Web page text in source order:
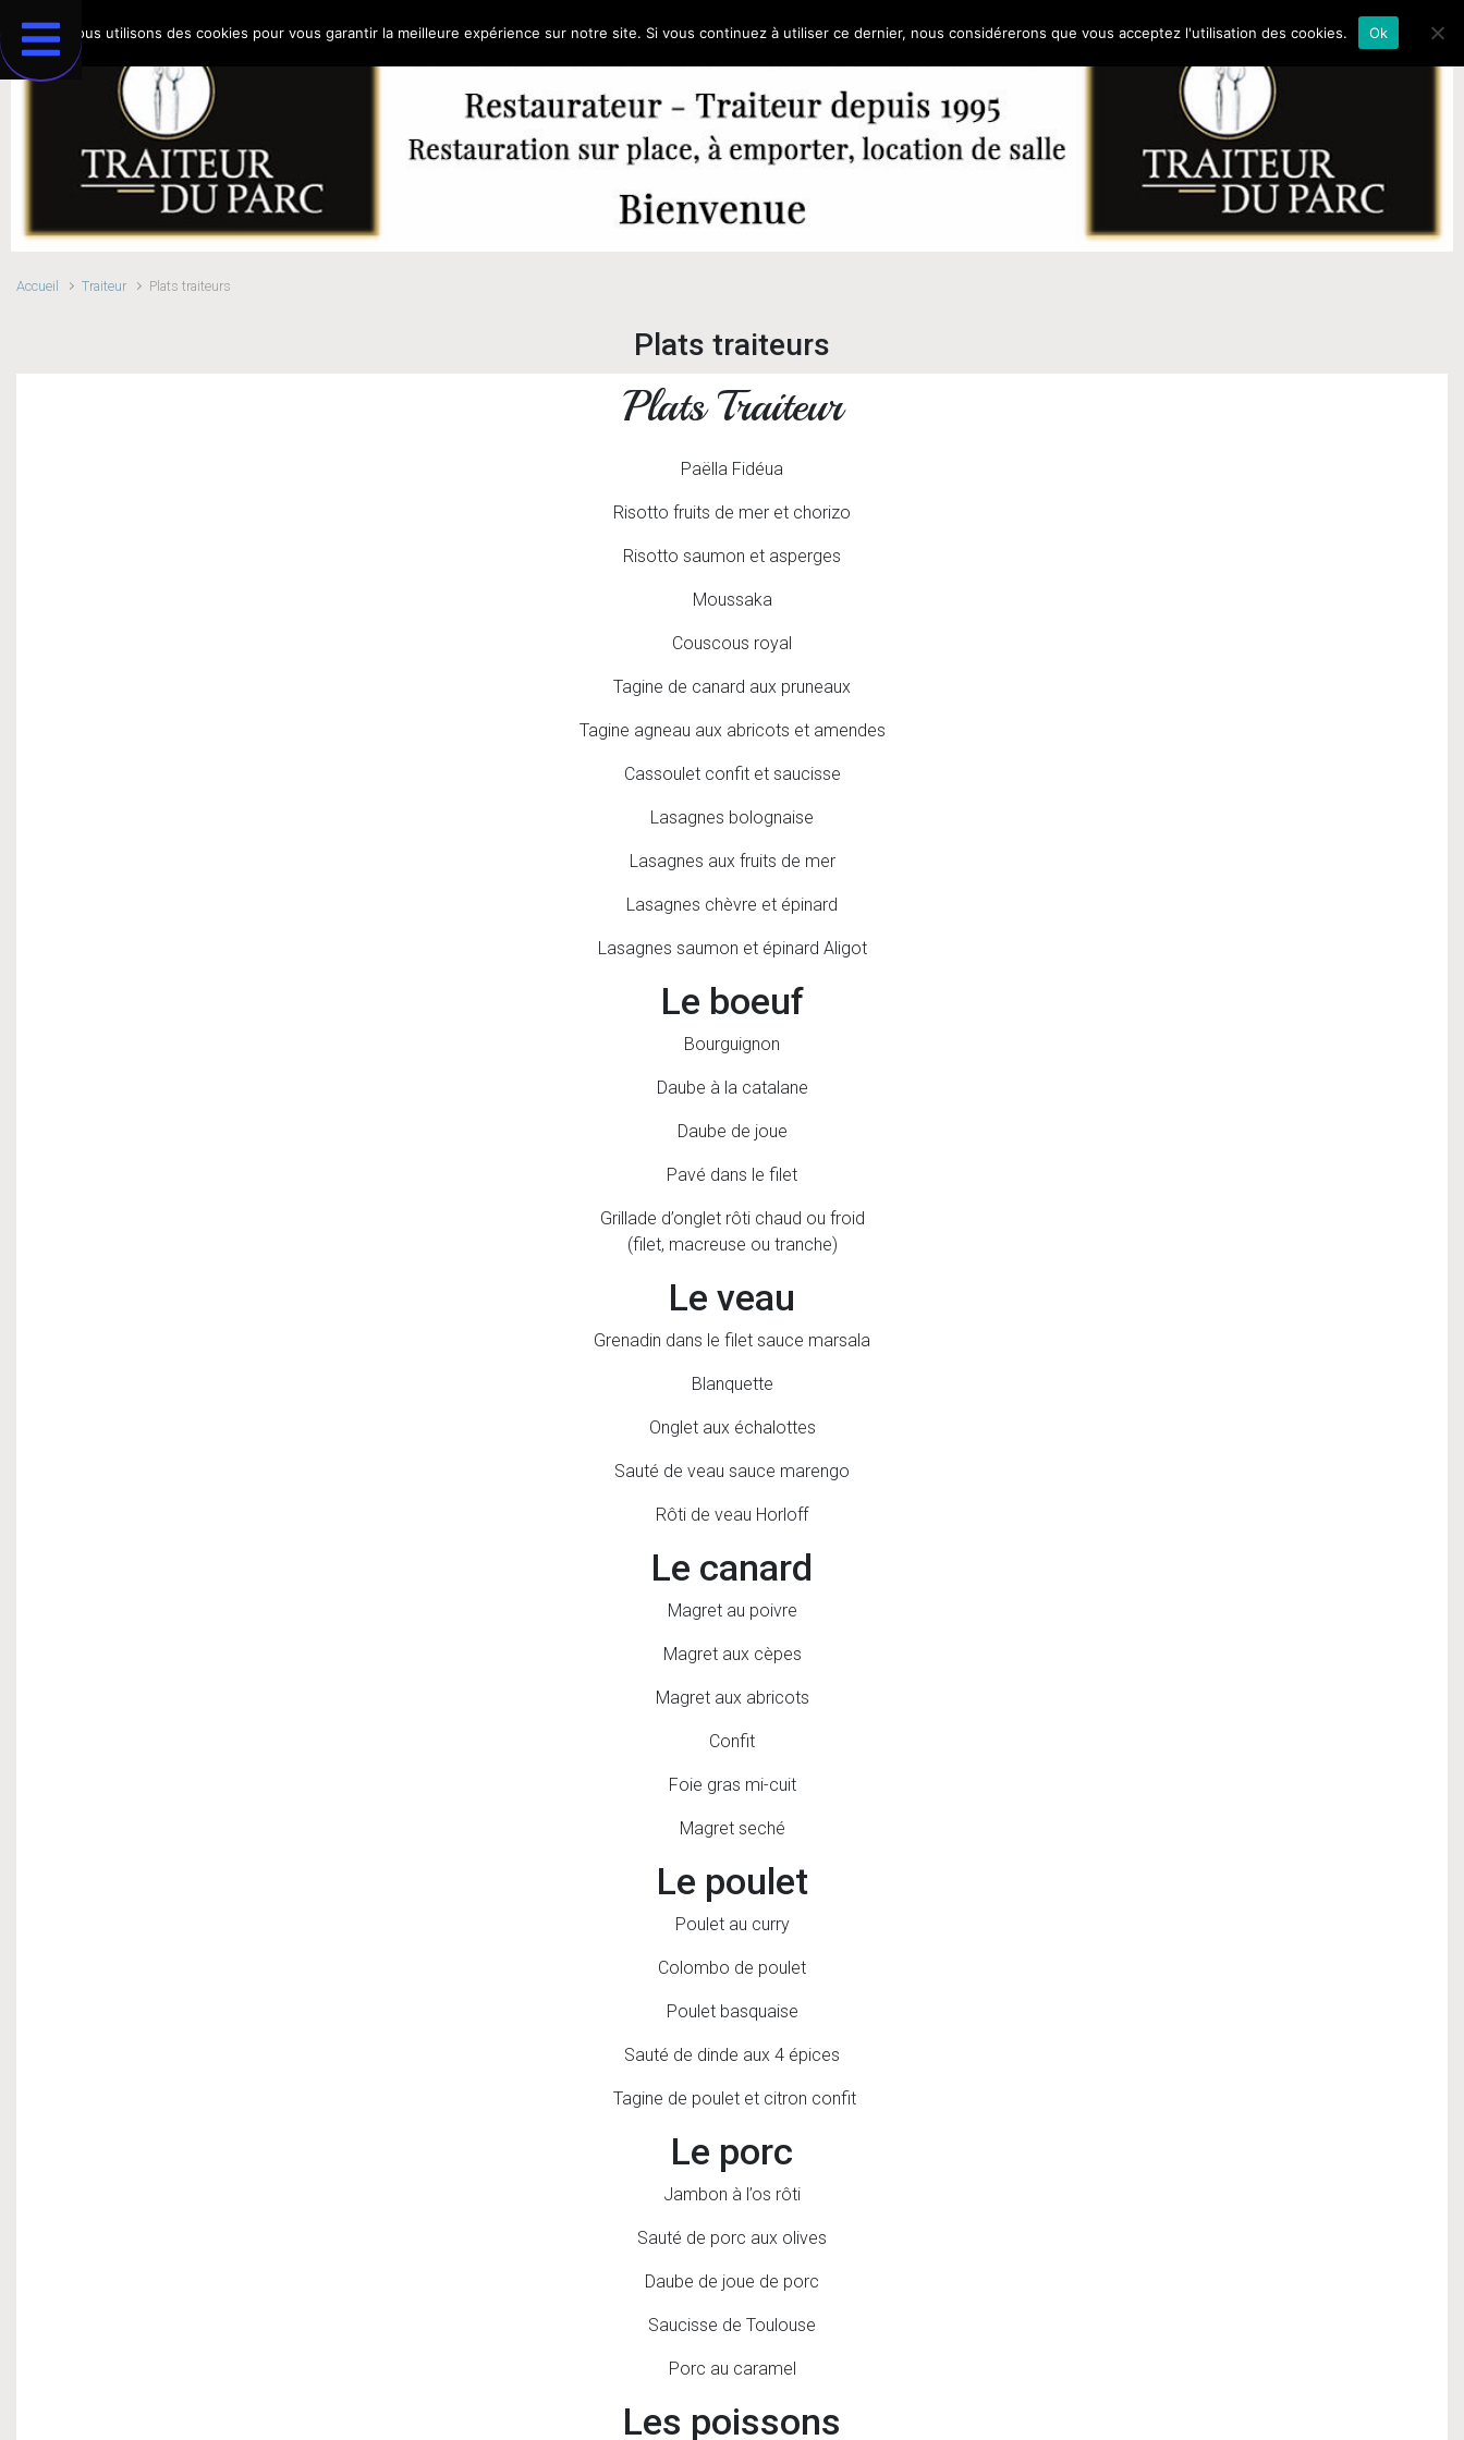
Accueil Traiteur Plats traiteurs
Plats traiteurs
Plats Traiteur
Paëlla Fidéua
Risotto fruits de mer et chorizo
Risotto saumon et asperges
Moussaka
Couscous royal
Tagine de canard aux pruneaux
Tagine agneau aux abricots et amendes
Cassoulet confit et saucisse
Lasagnes bolognaise
Lasagnes aux fruits de mer
Lasagnes chèvre et épinard
Lasagnes saumon et épinard Aligot
Le boeuf
Bourguignon
Daube à la catalane
Daube de joue
Pavé dans le filet
Grillade d’onglet rôti chaud ou froid
(filet, macreuse ou tranche)
Le veau
Grenadin dans le filet sauce marsala
Blanquette
Onglet aux échalottes
Sauté de veau sauce marengo
Rôti de veau Horloff
Le canard
Magret au poivre
Magret aux cèpes
Magret aux abricots
Confit
Foie gras mi-cuit
Magret seché
Le poulet
Poulet au curry
Colombo de poulet
Poulet basquaise
Sauté de dinde aux 4 épices
Tagine de poulet et citron confit
Le porc
Jambon à l’os rôti
Sauté de porc aux olives
Daube de joue de porc
Saucisse de Toulouse
Porc au caramel
Les poissons
Nous utilisons des cookies pour vous garantir la meilleure expérience sur notre site. Si vous continuez à utiliser ce dernier, nous considérerons que vous acceptez l'utilisation des cookies. Ok